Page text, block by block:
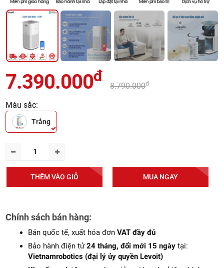
7.390.000đ
8.790.000đ
Màu sắc:
Trắng
Chính sách bán hàng:
Bản quốc tế, xuất hóa đơnVAT đầy đủ
Bảo hành điện tử24 tháng, đổi mới 15 ngày tại:
Vietnamrobotics (đại lý ủy quyền Levoit)
THÊM VÀO GIỎ MUA NGAY